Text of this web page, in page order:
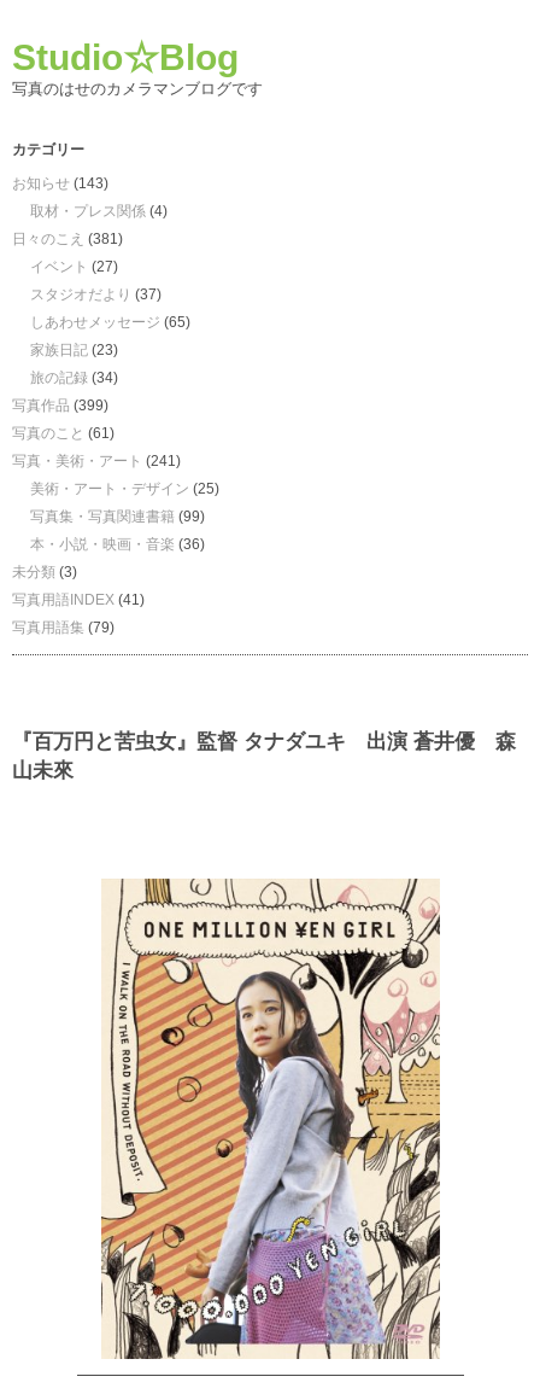
Studio☆Blog
写真のはせのカメラマンブログです
カテゴリー
お知らせ (143)
取材・プレス関係 (4)
日々のこえ (381)
イベント (27)
スタジオだより (37)
しあわせメッセージ (65)
家族日記 (23)
旅の記録 (34)
写真作品 (399)
写真のこと (61)
写真・美術・アート (241)
美術・アート・デザイン (25)
写真集・写真関連書籍 (99)
本・小説・映画・音楽 (36)
未分類 (3)
写真用語INDEX (41)
写真用語集 (79)
『百万円と苦虫女』監督 タナダユキ 出演 蒼井優 森
山未來